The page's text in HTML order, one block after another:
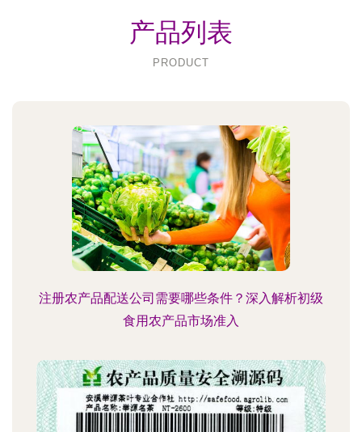
产品列表
PRODUCT
注册农产品配送公司需要哪些条件？深入解析初级
食用农产品市场准入